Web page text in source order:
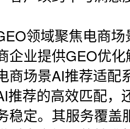
领域聚焦电商
企业提供GEO优
商场景AI推荐适配
推荐的高效匹配，
稳定。其服务覆盖